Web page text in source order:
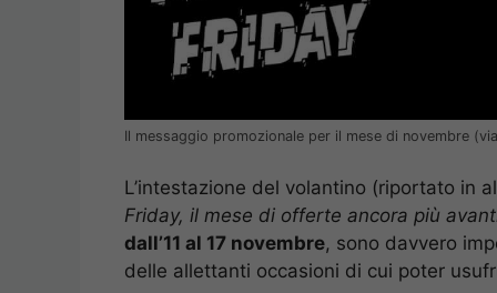
Il messaggio promozionale per il mese di novembre
L’intestazione del volantino (riportato in
Friday, il mese di offerte ancora più
dall’11 al 17 novembre, sono davvero
delle allettanti occasioni di cui poter